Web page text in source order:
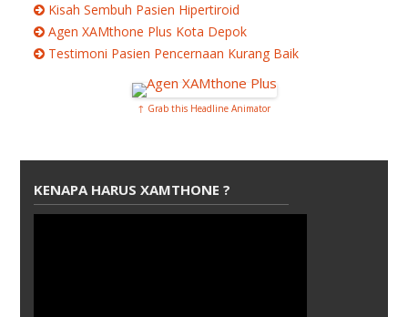
Kisah Sembuh Pasien Hipertiroid
Agen XAMthone Plus Kota Depok
Testimoni Pasien Pencernaan Kurang Baik
↑ Grab this Headline Animator
KENAPA HARUS XAMTHONE ?